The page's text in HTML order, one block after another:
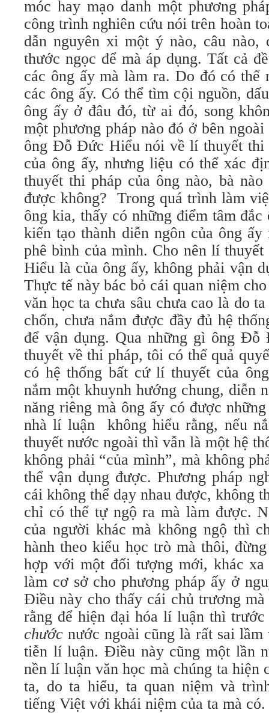
móc hay mạo danh một phương
công trình nghiên cứu nói trên hoàn
dẫn nguyên xi một ý nào, câu nào,
thước ngọc để mà áp dụng. Tất cả
các ông ấy mà làm ra. Do đó có
các ông ấy. Có thể tìm cội nguồn,
ông ấy ở đâu đó, từ ai đó, song
một phương pháp nào đó ở bên
ông Đỗ Đức Hiểu nói về lí thuyết thi
của ông ấy, nhưng liệu có thể xác
thuyết thi pháp của ông nào, bà
được không? Trong quá trình làm
ông kia, thấy có những điểm tâm
kiến tạo thành diễn ngôn của ông
phê bình của mình. Cho nên lí
Hiểu là của ông ấy, không phải vận
Thực tế này bác bỏ cái quan niệm
văn học ta chưa sâu chưa cao là do
chốn, chưa nắm được đầy đủ hệ
để vận dụng. Qua những gì ông
thuyết về thi pháp, tôi có thể quả
có hệ thống bất cứ lí thuyết của
nắm một khuynh hướng chung, diễn
năng riêng mà ông ấy có được
nhà lí luận không hiểu rằng, nếu
thuyết nước ngoài thì vẫn là một hệ
không phải “của mình”, mà không
thể vận dụng được. Phương pháp
cái không thể dạy nhau được, không
chỉ có thể tự ngộ ra mà làm được.
của người khác mà không ngộ thì
hành theo kiểu học trò mà thôi,
hợp với một đối tượng mới, khác
làm cơ sở cho phương pháp ấy ở
Điều này cho thấy cái chủ trương
rằng để hiện đại hóa lí luận thì
chước nước ngoài cũng là rất sai
tiễn lí luận. Điều này cũng một lần
nền lí luận văn học mà chúng ta hiện
ta, do ta hiểu, ta quan niệm và
tiếng Việt với khái niệm của ta mà có.